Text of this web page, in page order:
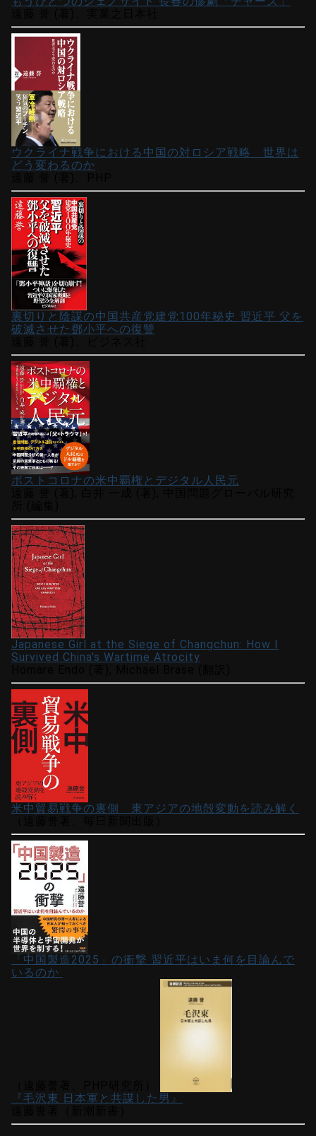
ウクライナ戦争における中国の対ロシア戦略 世界は
どう変わるのか
裏切りと陰謀の中国共産党建党100年秘史 習近平 父を
破滅させた鄧小平への復讐
ポストコロナの米中覇権とデジタル人民元
Japanese Girl at the Siege of Changchun: How I
Survived China's Wartime Atrocity
米中貿易戦争の裏側 東アジアの地殻変動を読み解く
「中国製造2025」の衝撃 習近平はいま何を目論んで
いるのか
『毛沢東 日本軍と共謀した男』